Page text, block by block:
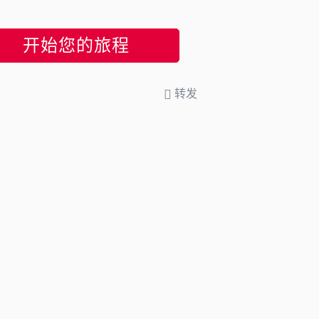
开始您的旅程
转发